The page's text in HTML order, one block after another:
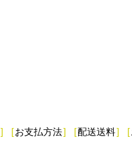
] [お支払方法] [配送送料] [